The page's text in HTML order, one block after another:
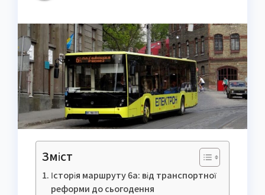
Зміст
Історія маршруту 6а: від транспортної
реформи до сьогодення